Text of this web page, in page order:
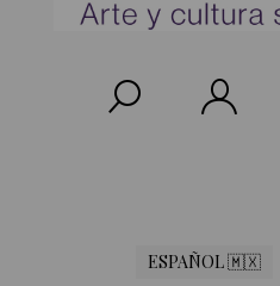
ESPAÑOL 🇲🇽